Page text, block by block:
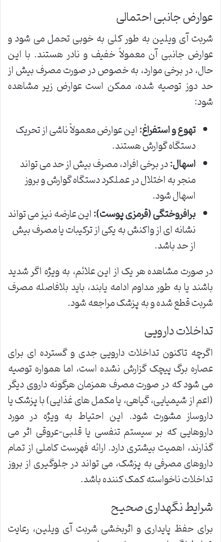
عوارض جانبی احتمالی
شربت آی ویلین به طور کلی به خوبی تحمل می شود و
عوارض جانبی آن معمولاً خفیف و نادر هستند. با این
حال، در برخی موارد، به خصوص در صورت مصرف بیش از
حد دوز توصیه شده، ممکن است عوارض زیر مشاهده
شود:
تهوع و استفراغ:این عوارض معمولاً ناشی از تحریک
دستگاه گوارش هستند.
اسهال:در برخی افراد، مصرف بیش از حد می تواند
منجر به اختلال در عملکرد دستگاه گوارش و بروز
اسهال شود.
برافروختگی (قرمزی پوست):این عارضه نیز می تواند
نشانه ای از واکنش به یکی از ترکیبات یا مصرف بیش
از حد باشد.
در صورت مشاهده هر یک از این علائم، به ویژه اگر شدید
باشند یا به طور مداوم ادامه یابند، باید بلافاصله مصرف
شربت قطع شده و به پزشک مراجعه شود.
تداخلات دارویی
اگرچه تاکنون تداخلات دارویی جدی و گسترده ای برای
عصاره برگ پیچک گزارش نشده است، اما همواره توصیه
می شود که در صورت مصرف همزمان هرگونه داروی دیگر
(اعم از شیمیایی، گیاهی، یا مکمل های غذایی) با پزشک یا
داروساز مشورت شود. این احتیاط به ویژه در مورد
داروهایی که بر سیستم تنفسی یا قلبی-عروقی اثر می
گذارند، اهمیت بیشتری دارد. ارائه فهرست کاملی از تمام
داروهای مصرفی به پزشک، می تواند در جلوگیری از بروز
تداخلات ناخواسته کمک کننده باشد.
شرایط نگهداری صحیح
برای حفظ پایداری و اثربخشی شربت آی ویلین، رعایت